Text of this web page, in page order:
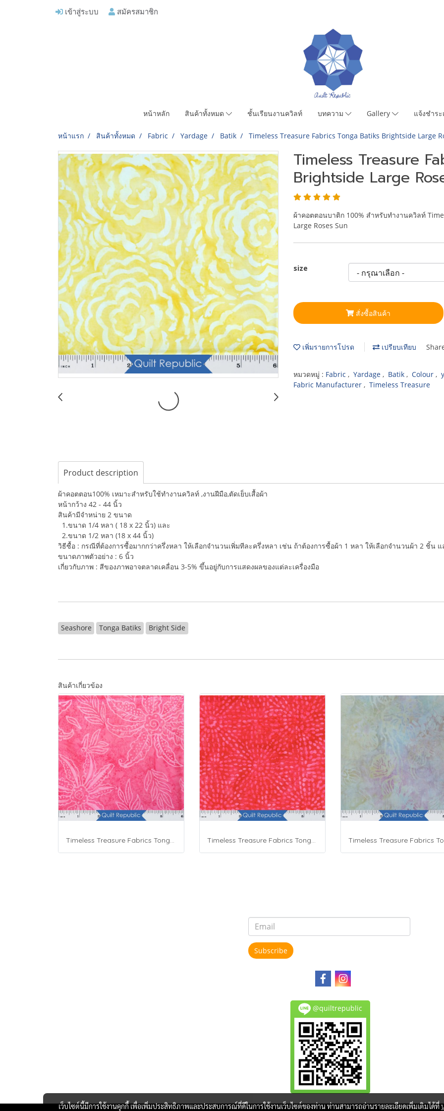
เข้าสู่ระบบ สมัครสมาชิก
หน้าหลัก สินค้าทั้งหมด ชั้นเรียนงานควิลท์ บทความ Gallery แจ้งชำระ
หน้าแรก สินค้าทั้งหมด Fabric Yardage Batik Timeless Treasure Fabrics Tonga Batiks Brightside Large
Timeless Treasure
Brightside Large
ผ้าคอตตอนบาติก 100% สำหรับทำงานควิลท์
Large Roses Sun
size
สั่งซื้อสินค้า
เพิ่มรายการโปรด เปรียบเทียบ
หมวดหมู่ : Fabric , Yardage , Batik , Colour ,
Fabric Manufacturer , Timeless Treasure
Product description
ผ้าคอตตอน100% เหมาะสำหรับใช้ทำงานควิลท์ ,งานฝีมือ,ตัดเย็บเสื้อผ้า
หน้ากว้าง 42 - 44 นิ้ว
สินค้ามีจำหน่าย 2 ขนาด
1.ขนาด 1/4 หลา ( 18 x 22 นิ้ว) และ
2.ขนาด 1/2 หลา (18 x 44 นิ้ว)
วิธีซื้อ : กรณีที่ต้องการซื้อมากกว่าครึ่งหลา ให้เลือกจำนวนเพิ่มทีละครึ่งหลา เช่น ถ้าต้องการซื้อผ้า 1 หลา ให้เลือกจำนวนผ้า 2 ชิ้น
ขนาดภาพตัวอย่าง : 6 นิ้ว
เกี่ยวกับภาพ : สีของภาพอาจตลาดเคลื่อน 3-5% ขึ้นอยู่กับการแสดงผลของแต่ละเครื่องมือ
Seashore Tonga Batiks Bright Side
สินค้าเกี่ยวข้อง
Timeless Treasure Fabrics Tonga Batiks Brightside Pink Scalloped Flower Timeless Treasure Fabrics Tonga Batiks Liberty Fireworks Stripes
Subscribe
@quiltrepublic
เว็บไซต์นี้มีการใช้งานคุกกี้ เพื่อเพิ่มประสิทธิภาพและประสบการณ์ที่ดีในการใช้งานเว็บไซต์ของท่าน ท่านสามารถอ่านรายละเอียดเพิ่มเติมได้ที่